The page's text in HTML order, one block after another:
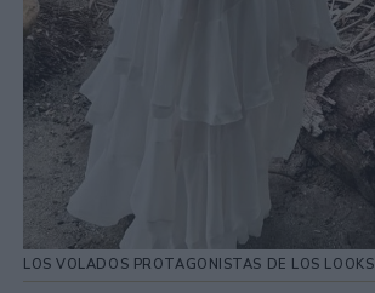
LOS VOLADOS PROTAGONISTAS DE LOS LOOKS